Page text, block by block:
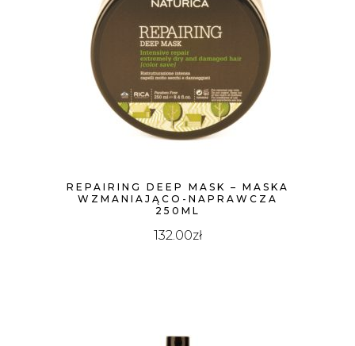
REPAIRING DEEP MASK – MASKA
WZMANIAJĄCO-NAPRAWCZA
250ML
132.00zł